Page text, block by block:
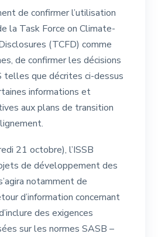
de confirmer l’utilisation
la Task Force on Climate-
(TCFD) comme
de confirmer les décisions
telles que décrites ci-dessus
informations et
aux plans de transition
21 octobre), l’ISSB
de développement des
notamment de
d’information concernant
des exigences
sur les normes SASB –